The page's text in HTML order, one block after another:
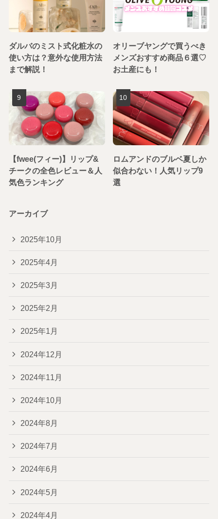
ダルバのミスト式化粧水の
使い方は？意外な使用方法
まで解説！
オリーブヤングで買うべき
メンズおすすめ商品６選♡
お土産にも！
【fwee(フィー)】リップ&
チークの全色レビュー＆人
気色ランキング
ロムアンドのブルベ夏しか
似合わない！人気リップ9
選
アーカイブ
2025年10月
2025年4月
2025年3月
2025年2月
2025年1月
2024年12月
2024年11月
2024年10月
2024年8月
2024年7月
2024年6月
2024年5月
2024年4月